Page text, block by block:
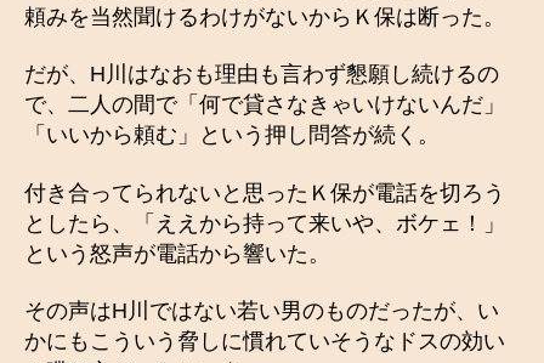
頼みを当然聞けるわけがないからＫ保は断った。
だが、H川はなおも理由も言わず懇願し続けるの
で、二人の間で「何で貸さなきゃいけないんだ」
「いいから頼む」という押し問答が続く。
付き合ってられないと思ったＫ保が電話を切ろう
としたら、「ええから持って来いや、ボケェ！」
という怒声が電話から響いた。
その声はH川ではない若い男のものだったが、い
かにもこういう脅しに慣れていそうなドスの効い